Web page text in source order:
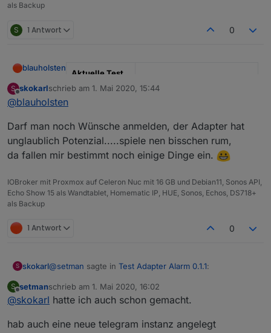
als Backup
S 1 Antwort 0
blauholsten
Aktuelle Test
Version
3.6.x
Github Link
https://github.com/misanorot/
ioBroker.alarm
Hier Adapter Beschreibung, Changelog etc.
S
Offline
skokarlschrieb am 1. Mai 2020, 15:44
zuletzt editiert von
@blauholsten
Darf man noch Wünsche anmelden, der Adapter hat
unglaublich Potenzial.....spiele nen bisschen rum,
da fallen mir bestimmt noch einige Dinge ein.
IOBroker mit Proxmox auf Celeron Nuc mit 16 GB und Debian11, Sonos API,
Echo Show 15 als Wandtablet, Homematic IP, HUE, Sonos, Echos, DS718+
als Backup
1 Antwort 0
S skokarl@setman sagte in Test Adapter Alarm 0.1.1:
Hatte das schon drin.
S
Offline
setmanschrieb am 1. Mai 2020, 16:02
zuletzt editiert von
@skokarl hatte ich auch schon gemacht.
hab auch eine neue telegram instanz angelegt